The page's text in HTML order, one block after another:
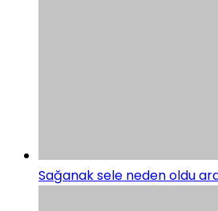
Sağanak sele neden oldu